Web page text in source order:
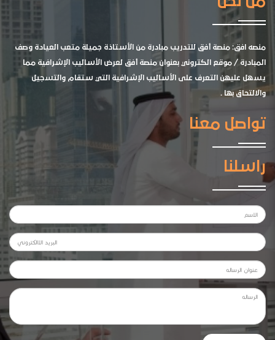
منصه افق: منصة أفق للتدريب مبادرة من الأستاذة جميلة متعب العيادة وصف
المبادرة / موقع الكتروني بعنوان منصة أفق لعرض الأساليب الإشرافية مما
يسهل عليهن التعرف على الأساليب الإشرافية التي ستقام والتسجيل
والالتحاق بها .
تواصل معنا
راسلنا